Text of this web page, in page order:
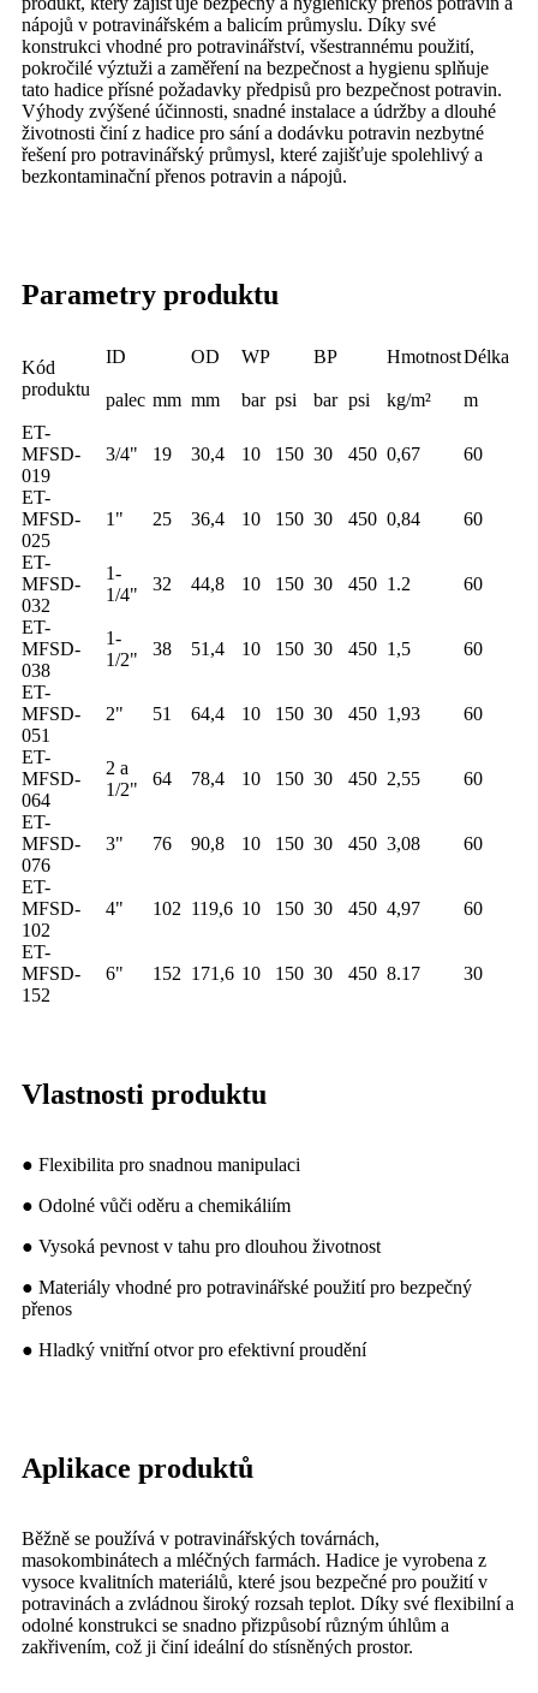
nápojů v potravinářském a balicím průmyslu. Díky své
konstrukci vhodné pro potravinářství, všestrannému použití,
pokročilé výztuži a zaměření na bezpečnost a hygienu splňuje
tato hadice přísné požadavky předpisů pro bezpečnost potravin.
Výhody zvýšené účinnosti, snadné instalace a údržby a dlouhé
životnosti činí z hadice pro sání a dodávku potravin nezbytné
řešení pro potravinářský průmysl, které zajišťuje spolehlivý a
bezkontaminační přenos potravin a nápojů.
Parametry produktu
Kód
produktu
ID OD WP BP HmotnostDélka
palec mm mm bar psi bar psi kg/m²
m
ET-
MFSD-
019
3/4" 19 30,4 10 150 30 450 0,67 60
ET-
MFSD-
025
1" 25 36,4 10 150 30 450 0,84 60
ET-
MFSD-
032
1-
1/4"
32 44,8 10 150 30 450 1.2 60
ET-
MFSD-
038
1-
1/2"
38 51,4 10 150 30 450 1,5 60
ET-
MFSD-
051
2" 51 64,4 10 150 30 450 1,93 60
ET-
MFSD-
064
2 a
1/2"
64 78,4 10 150 30 450 2,55 60
ET-
MFSD-
076
3" 76 90,8 10 150 30 450 3,08 60
ET-
MFSD-
102
4" 102 119,6 10 150 30 450 4,97 60
ET-
MFSD-
152
6" 152 171,6 10 150 30 450 8.17 30
Vlastnosti produktu
● Flexibilita pro snadnou manipulaci
● Odolné vůči oděru a chemikáliím
● Vysoká pevnost v tahu pro dlouhou životnost
● Materiály vhodné pro potravinářské použití pro bezpečný
přenos
● Hladký vnitřní otvor pro efektivní proudění
Aplikace produktů
Běžně se používá v potravinářských továrnách,
masokombinátech a mléčných farmách. Hadice je vyrobena z
vysoce kvalitních materiálů, které jsou bezpečné pro použití v
potravinách a zvládnou široký rozsah teplot. Díky své flexibilní a
odolné konstrukci se snadno přizpůsobí různým úhlům a
zakřivením, což ji činí ideální do stísněných prostor.